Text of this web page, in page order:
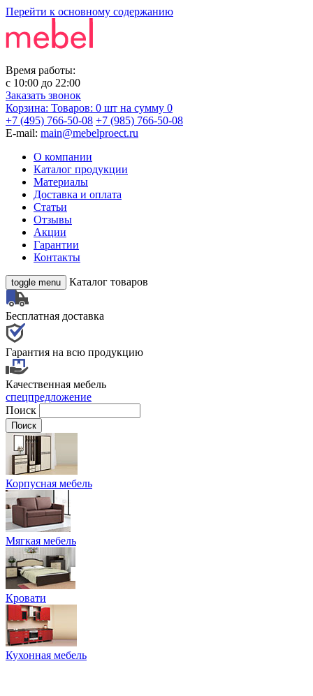
Перейти к основному содержанию
Время работы:
с 10:00 до 22:00
Заказать звонок
Корзина: Товаров: 0 шт на сумму 0
+7 (495) 766-50-08 +7 (985) 766-50-08
E-mail: main@mebelproect.ru
О компании
Каталог продукции
Материалы
Доставка и оплата
Статьи
Отзывы
Акции
Гарантии
Контакты
toggle menu Каталог товаров
Бесплатная доставка
Гарантия на всю продукцию
Качественная мебель
спецпредложение
Поиск
Корпусная мебель
Мягкая мебель
Кровати
Кухонная мебель